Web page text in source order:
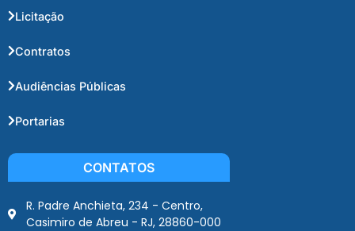
Licitação
Contratos
Audiências Públicas
Portarias
CONTATOS
R. Padre Anchieta, 234 - Centro,
Casimiro de Abreu - RJ, 28860-000